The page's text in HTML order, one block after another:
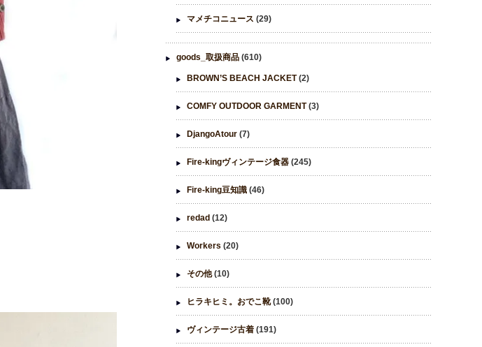
マメチコニュース (29)
goods_取扱商品 (610)
BROWN’S BEACH JACKET(2)
COMFY OUTDOOR GARMENT(3)
DjangoAtour (7)
Fire-kingヴィンテージ食器 (245)
Fire-king豆知識 (46)
redad (12)
Workers (20)
その他(10)
ヒラキヒミ。おでこ靴(100)
ヴィンテージ古着 (191)